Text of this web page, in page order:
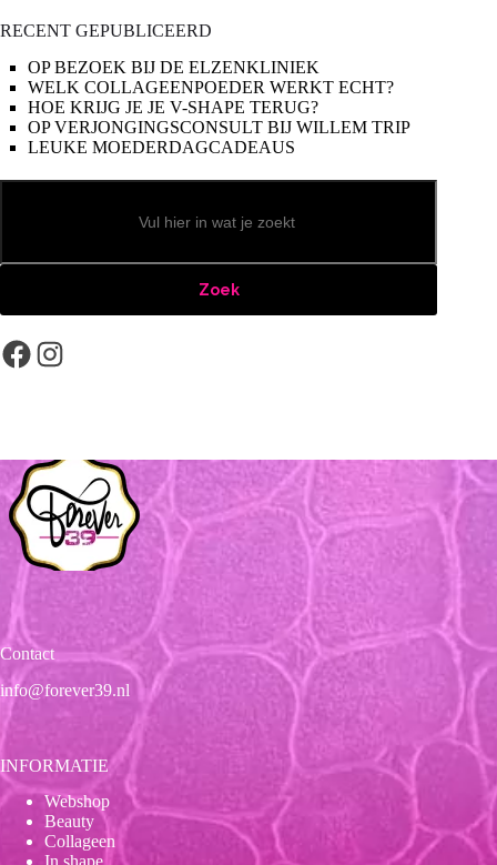
RECENT GEPUBLICEERD
OP BEZOEK BIJ DE ELZENKLINIEK
WELK COLLAGEENPOEDER WERKT ECHT?
HOE KRIJG JE JE V-SHAPE TERUG?
OP VERJONGINGSCONSULT BIJ WILLEM TRIP
LEUKE MOEDERDAGCADEAUS
Zoeken
Zoek
Facebook
Instagram
Contact
info@forever39.nl
INFORMATIE
Webshop
Beauty
Collageen